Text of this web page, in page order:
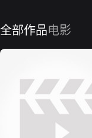
全部作品电影